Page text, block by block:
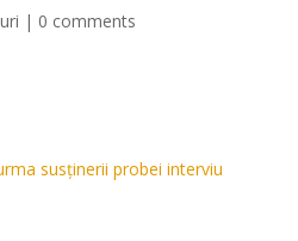
| 0 comments
susținerii probei interviu